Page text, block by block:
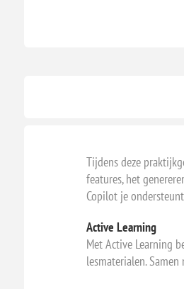
Tijdens deze
features, het
Copilot je
Active Learning
Met Active Learning
lesmaterialen.